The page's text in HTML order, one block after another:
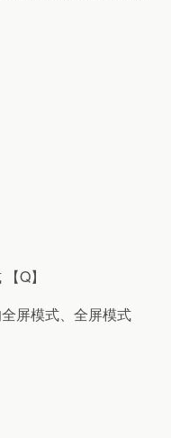
Q】
屏模式、全屏模式